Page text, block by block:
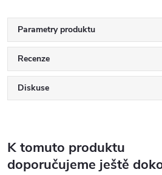
Parametry produktu
Recenze
Diskuse
K tomuto produktu
doporučujeme ještě